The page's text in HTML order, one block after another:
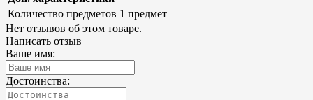
Количество предметов 1 предмет
Нет отзывов об этом товаре.
Написать отзыв
Ваше имя:
Достоинства: